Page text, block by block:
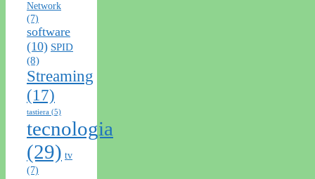
Network
(7)
software
(10) SPID
(8)
Streaming
(17)
tastiera (5)
tecnologia
(29) tv
(7)